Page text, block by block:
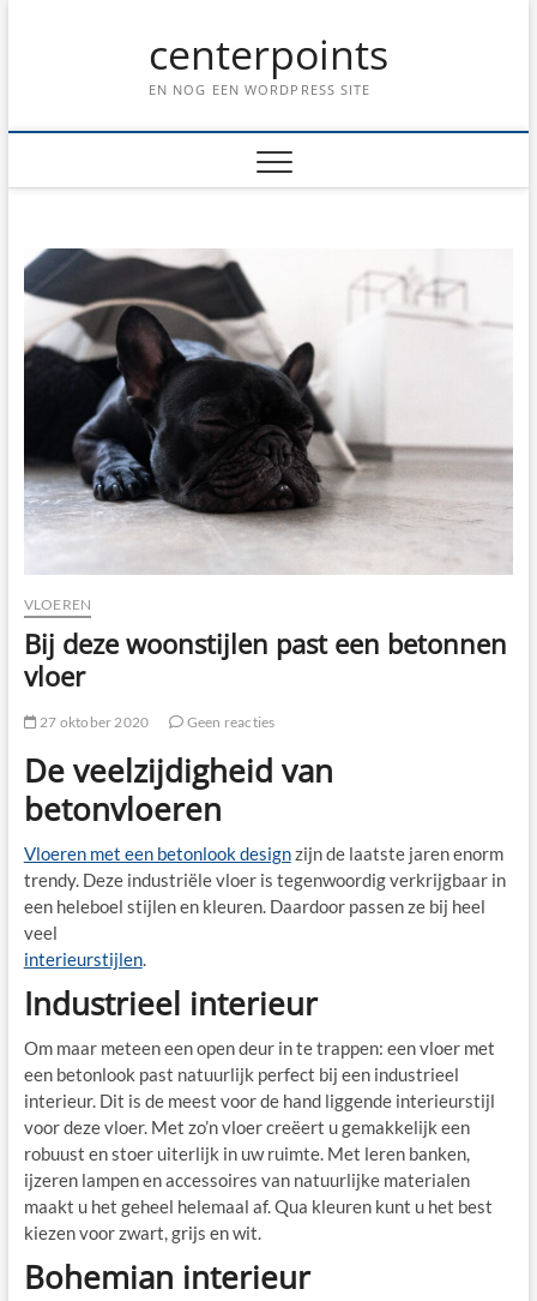
centerpoints
EN NOG EEN WORDPRESS SITE
VLOEREN
Bij deze woonstijlen past een betonnen
vloer
27 oktober 2020 Geen reacties
De veelzijdigheid van
betonvloeren
Vloeren met een betonlook designzijn de laatste jaren enorm
trendy. Deze industriële vloer is tegenwoordig verkrijgbaar in
een heleboel stijlen en kleuren. Daardoor passen ze bij heel
veel
interieurstijlen.
Industrieel interieur
Om maar meteen een open deur in te trappen: een vloer met
een betonlook past natuurlijk perfect bij een industrieel
interieur. Dit is de meest voor de hand liggende interieurstijl
voor deze vloer. Met zo’n vloer creëert u gemakkelijk een
robuust en stoer uiterlijk in uw ruimte. Met leren banken,
ijzeren lampen en accessoires van natuurlijke materialen
maakt u het geheel helemaal af. Qua kleuren kunt u het best
kiezen voor zwart, grijs en wit.
Bohemian interieur